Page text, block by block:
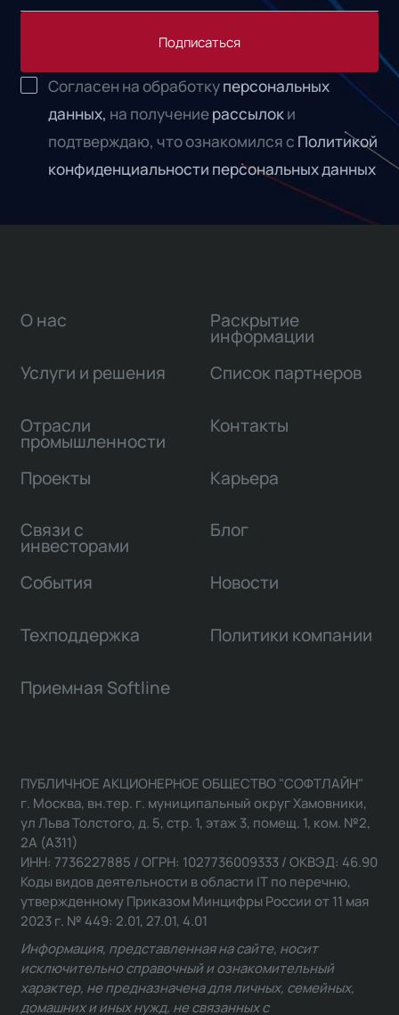
Подписаться
Согласен на обработкуперсональных
данных, на получениерассылоки
подтверждаю, что ознакомился с Политикой
конфиденциальности персональных данных
О нас
Услуги и решения
Отрасли
промышленности
Проекты
Связи с
инвесторами
Раскрытие
информации
Список партнеров
Контакты
Карьера
Блог
События Новости
Техподдержка Политики компании
Приемная Softline
ПУБЛИЧНОЕ АКЦИОНЕРНОЕ ОБЩЕСТВО "СОФТЛАЙН"
г. Москва, вн.тер. г. муниципальный округ Хамовники,
ул Льва Толстого, д. 5, стр. 1, этаж 3, помещ. 1, ком. №2,
2А (А311)
ИНН: 7736227885 / ОГРН: 1027736009333 / ОКВЭД: 46.90
Коды видов деятельности в области IT по перечню,
утвержденному Приказом Минцифры России от 11 мая
2023 г. № 449: 2.01, 27.01, 4.01
Информация, представленная на сайте, носит
исключительно справочный и ознакомительный
характер, не предназначена для личных, семейных,
домашних и иных нужд, не связанных с